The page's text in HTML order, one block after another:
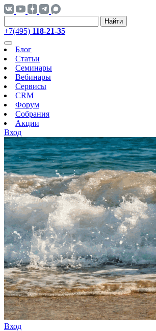
Найти
+7(495) 118-21-35
Блог
Статьи
Семинары
Вебинары
Сервисы
CRM
Форум
Собрания
Акции
Вход
Вход